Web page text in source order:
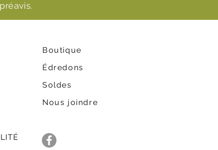
Boutique
Édredons
Soldes
Nous joindre